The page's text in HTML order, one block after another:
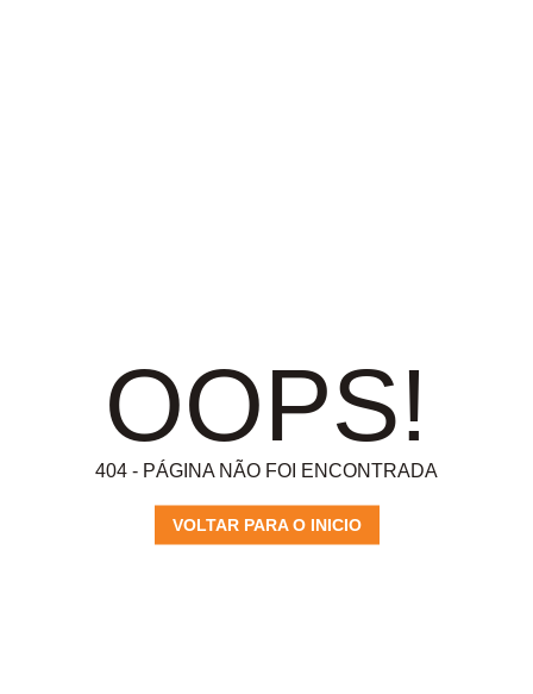
OOPS!
404 - PÁGINA NÃO FOI ENCONTRADA
VOLTAR PARA O INICIO